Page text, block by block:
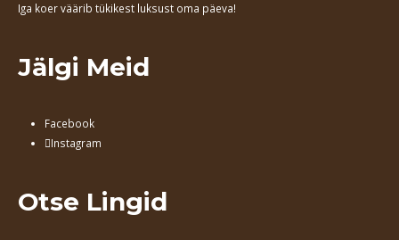
Iga koer väärib tükikest luksust oma päeva!
Jälgi Meid
Facebook
Instagram
Otse Lingid